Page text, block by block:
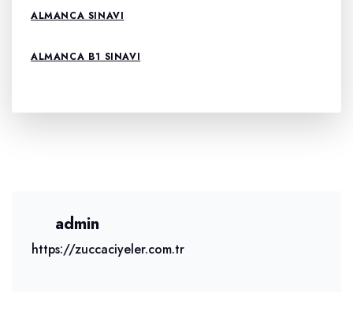
ALMANCA SINAVI
ALMANCA B1 SINAVI
admin
https://zuccaciyeler.com.tr